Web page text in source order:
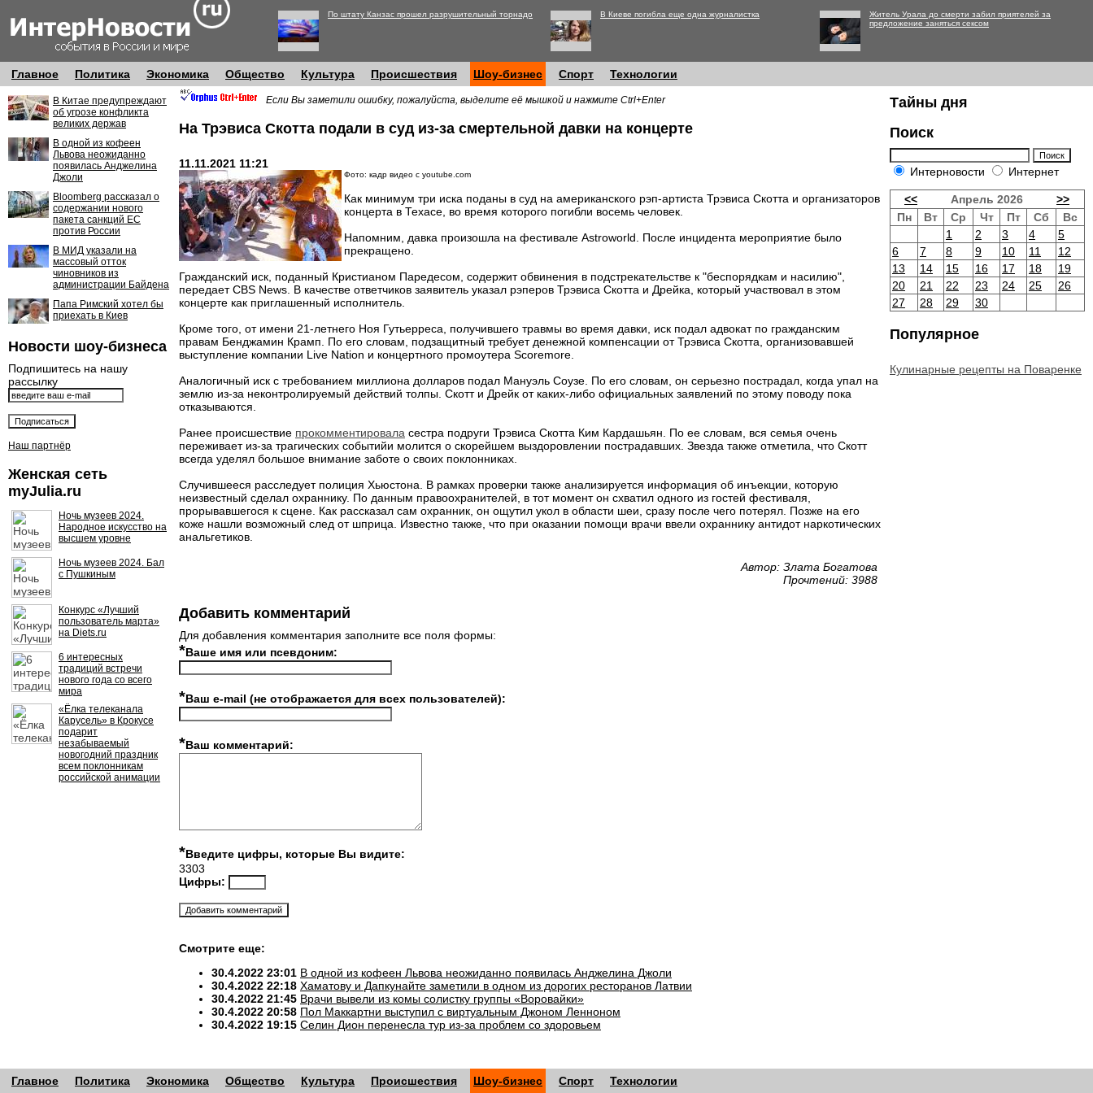
По штату Канзас прошел разрушительный торнадо В Киеве погибла еще одна журналистка
Житель Урала до смерти забил приятелей за
предложение заняться сексом
Главное Политика Экономика Общество Культура Происшествия Шоу-бизнес Спорт Технологии
В Китае предупреждают
об угрозе конфликта
великих держав
В одной из кофеен
Львова неожиданно
появилась Анджелина
Джоли
Bloomberg рассказал о
содержании нового
пакета санкций ЕС
против России
В МИД указали на
массовый отток
чиновников из
администрации Байдена
Папа Римский хотел бы
приехать в Киев
Новости шоу-бизнеса
Подпишитесь на нашу
рассылку
Наш партнёр
Женская сеть
myJulia.ru
Ночь музеев 2024.
Народное искусство на
высшем уровне
Ночь музеев 2024. Бал
с Пушкиным
Конкурс «Лучший
пользователь марта»
на Diets.ru
6 интересных
традиций встречи
нового года со всего
мира
«Ёлка телеканала
Карусель» в Крокусе
подарит
незабываемый
новогодний праздник
всем поклонникам
российской анимации
Если Вы заметили ошибку, пожалуйста, выделите её мышкой и нажмите Ctrl+Enter
На Трэвиса Скотта подали в суд из-за смертельной давки на концерте
11.11.2021 11:21
Фото: кадр видео с youtube.com
Как минимум три иска поданы в суд на американского рэп-артиста Трэвиса Скотта и организаторов
концерта в Техасе, во время которого погибли восемь человек.
Напомним, давка произошла на фестивале Astroworld. После инцидента мероприятие было
прекращено.
Гражданский иск, поданный Кристианом Паредесом, содержит обвинения в подстрекательстве к "беспорядкам и насилию",
передает CBS News. В качестве ответчиков заявитель указал рэперов Трэвиса Скотта и Дрейка, который участвовал в этом
концерте как приглашенный исполнитель.
Кроме того, от имени 21-летнего Ноя Гутьерреса, получившего травмы во время давки, иск подал адвокат по гражданским
правам Бенджамин Крамп. По его словам, подзащитный требует денежной компенсации от Трэвиса Скотта, организовавшей
выступление компании Live Nation и концертного промоутера Scoremore.
Аналогичный иск с требованием миллиона долларов подал Мануэль Соузе. По его словам, он серьезно пострадал, когда упал на
землю из-за неконтролируемый действий толпы. Скотт и Дрейк от каких-либо официальных заявлений по этому поводу пока
отказываются.
Ранее происшествие прокомментировала сестра подруги Трэвиса Скотта Ким Кардашьян. По ее словам, вся семья очень
переживает из-за трагических событийи молится о скорейшем выздоровлении пострадавших. Звезда также отметила, что Скотт
всегда уделял большое внимание заботе о своих поклонниках.
Случившееся расследует полиция Хьюстона. В рамках проверки также анализируется информация об инъекции, которую
неизвестный сделал охраннику. По данным правоохранителей, в тот момент он схватил одного из гостей фестиваля,
прорывавшегося к сцене. Как рассказал сам охранник, он ощутил укол в области шеи, сразу после чего потерял. Позже на его
коже нашли возможный след от шприца. Известно также, что при оказании помощи врачи ввели охраннику антидот наркотических
анальгетиков.
Автор: Злата Богатова
Прочтений: 3988
Добавить комментарий
Для добавления комментария заполните все поля формы:
*Ваше имя или псевдоним:
*Ваш e-mail (не отображается для всех пользователей):
*Ваш комментарий:
*Введите цифры, которые Вы видите:
3303
Цифры:
Смотрите еще:
30.4.2022 23:01 В одной из кофеен Львова неожиданно появилась Анджелина Джоли
30.4.2022 22:18 Хаматову и Дапкунайте заметили в одном из дорогих ресторанов Латвии
30.4.2022 21:45 Врачи вывели из комы солистку группы «Воровайки»
30.4.2022 20:58 Пол Маккартни выступил с виртуальным Джоном Ленноном
30.4.2022 19:15 Селин Дион перенесла тур из-за проблем со здоровьем
Тайны дня
Поиск
Интерновости Интернет
<< Апрель 2026
>>
Пн
Вт Ср Чт Пт Сб
Вс
1
2 3 4
5
6
7 8 9 10 11
12
13
14 15 16 17 18
19
20
21 22 23 24 25
26
27
28 29 30
Популярное
Кулинарные рецепты на Поваренке
Главное Политика Экономика Общество Культура Происшествия Шоу-бизнес Спорт Технологии